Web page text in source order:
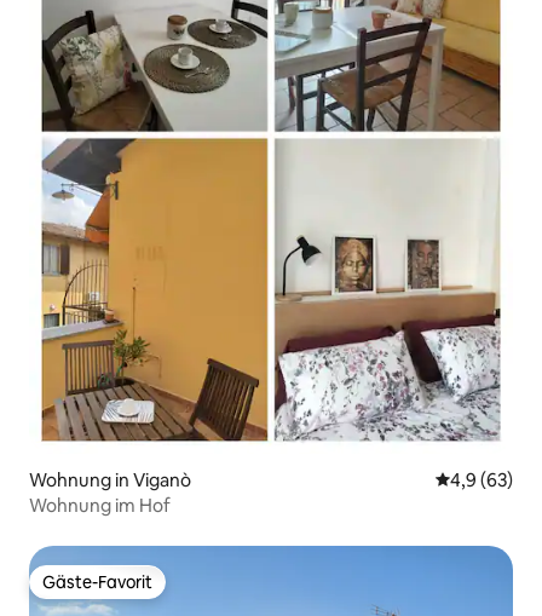
Wohnung in Viganò
4,9 (63)
Wohnung im Hof
Gäste-Favorit
Gäste-Favorit